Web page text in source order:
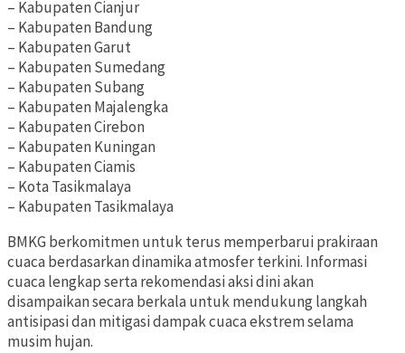
– Kabupaten Cianjur
– Kabupaten Bandung
– Kabupaten Garut
– Kabupaten Sumedang
– Kabupaten Subang
– Kabupaten Majalengka
– Kabupaten Cirebon
– Kabupaten Kuningan
– Kabupaten Ciamis
– Kota Tasikmalaya
– Kabupaten Tasikmalaya
BMKG berkomitmen untuk terus memperbarui prakiraan
cuaca berdasarkan dinamika atmosfer terkini. Informasi
cuaca lengkap serta rekomendasi aksi dini akan
disampaikan secara berkala untuk mendukung langkah
antisipasi dan mitigasi dampak cuaca ekstrem selama
musim hujan.